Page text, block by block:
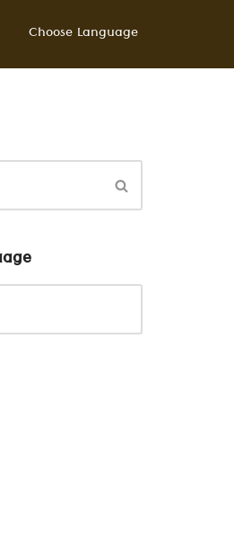
Choose Language